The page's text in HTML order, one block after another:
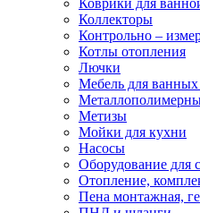
Коврики для
Коллекторы
Контрольно –
Котлы отопления
Лючки
Мебель для
Метизы
Мойки для кухни
Насосы
Оборудование для
Отопление,
Пена монтажная,